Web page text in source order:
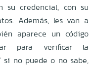
su credencial, con su
Además, les van a
aparece un código
para verificar la
si no puede o no sabe,